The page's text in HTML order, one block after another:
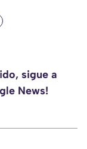
sigue a
News!